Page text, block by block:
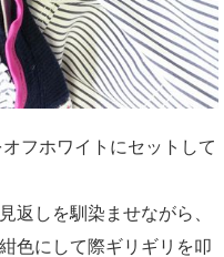
フホワイトにセットして
返しを馴染ませながら、
色にして際ギリギリを叩